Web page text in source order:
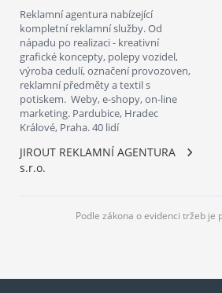
Reklamní agentura nabízející
kompletní reklamní služby. Od
nápadu po realizaci - kreativní
grafické koncepty, polepy vozidel,
výroba cedulí, označení provozoven,
reklamní předměty a textil s
potiskem. Weby, e-shopy, on-line
marketing. Pardubice, Hradec
Králové, Praha. 40 lidí
JIROUT REKLAMNÍ AGENTURA
s.r.o.
Podle zákona o evidenci tržeb